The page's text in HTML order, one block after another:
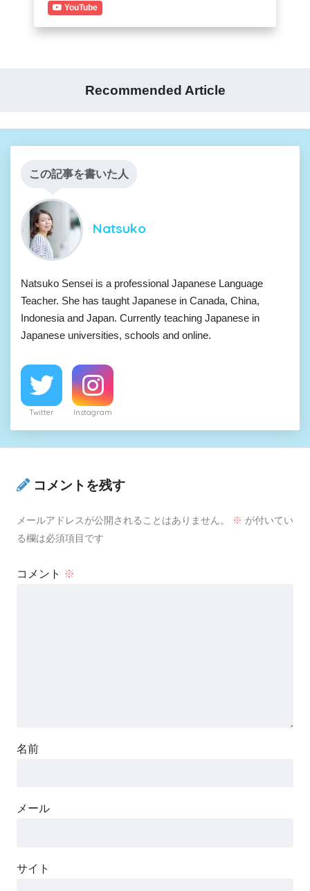
YouTube
Recommended Article
この記事を書いた人
Natsuko
Natsuko Sensei is a professional Japanese Language
Teacher. She has taught Japanese in Canada, China,
Indonesia and Japan. Currently teaching Japanese in
Japanese universities, schools and online.
Twitter Instagram
コメントを残す
メールアドレスが公開されることはありません。 ※ が付いてい
る欄は必須項目です
コメント ※
名前
メール
サイト